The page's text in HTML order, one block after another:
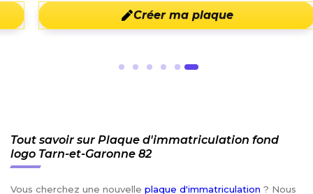
Créer ma plaque
Tout savoir sur Plaque d'immatriculation fond
logo Tarn-et-Garonne 82
Vous cherchez une nouvelle plaque d'immatriculation ? Nous